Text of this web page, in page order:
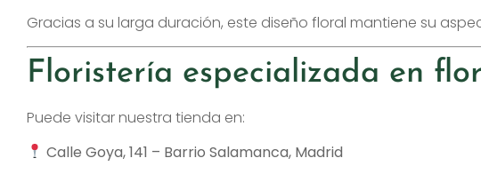
Gracias a su larga duración, este diseño floral mantiene su
Floristería especializada en
Puede visitar nuestra tienda en:
Calle Goya, 141 – Barrio Salamanca, Madrid